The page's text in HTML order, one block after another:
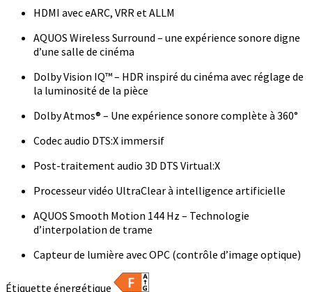
HDMI avec eARC, VRR et ALLM
AQUOS Wireless Surround – une expérience sonore digne
d’une salle de cinéma
Dolby Vision IQ™ – HDR inspiré du cinéma avec réglage de
la luminosité de la pièce
Dolby Atmos® – Une expérience sonore complète à 360°
Codec audio DTS:X immersif
Post-traitement audio 3D DTS Virtual:X
Processeur vidéo UltraClear à intelligence artificielle
AQUOS Smooth Motion 144 Hz – Technologie
d’interpolation de trame
Capteur de lumière avec OPC (contrôle d’image optique)
Étiquette énergétique